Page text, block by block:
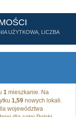
UŻYTKOWA, LICZBA
1 mieszkanie. Na
1,59 nowych lokali.
województwa